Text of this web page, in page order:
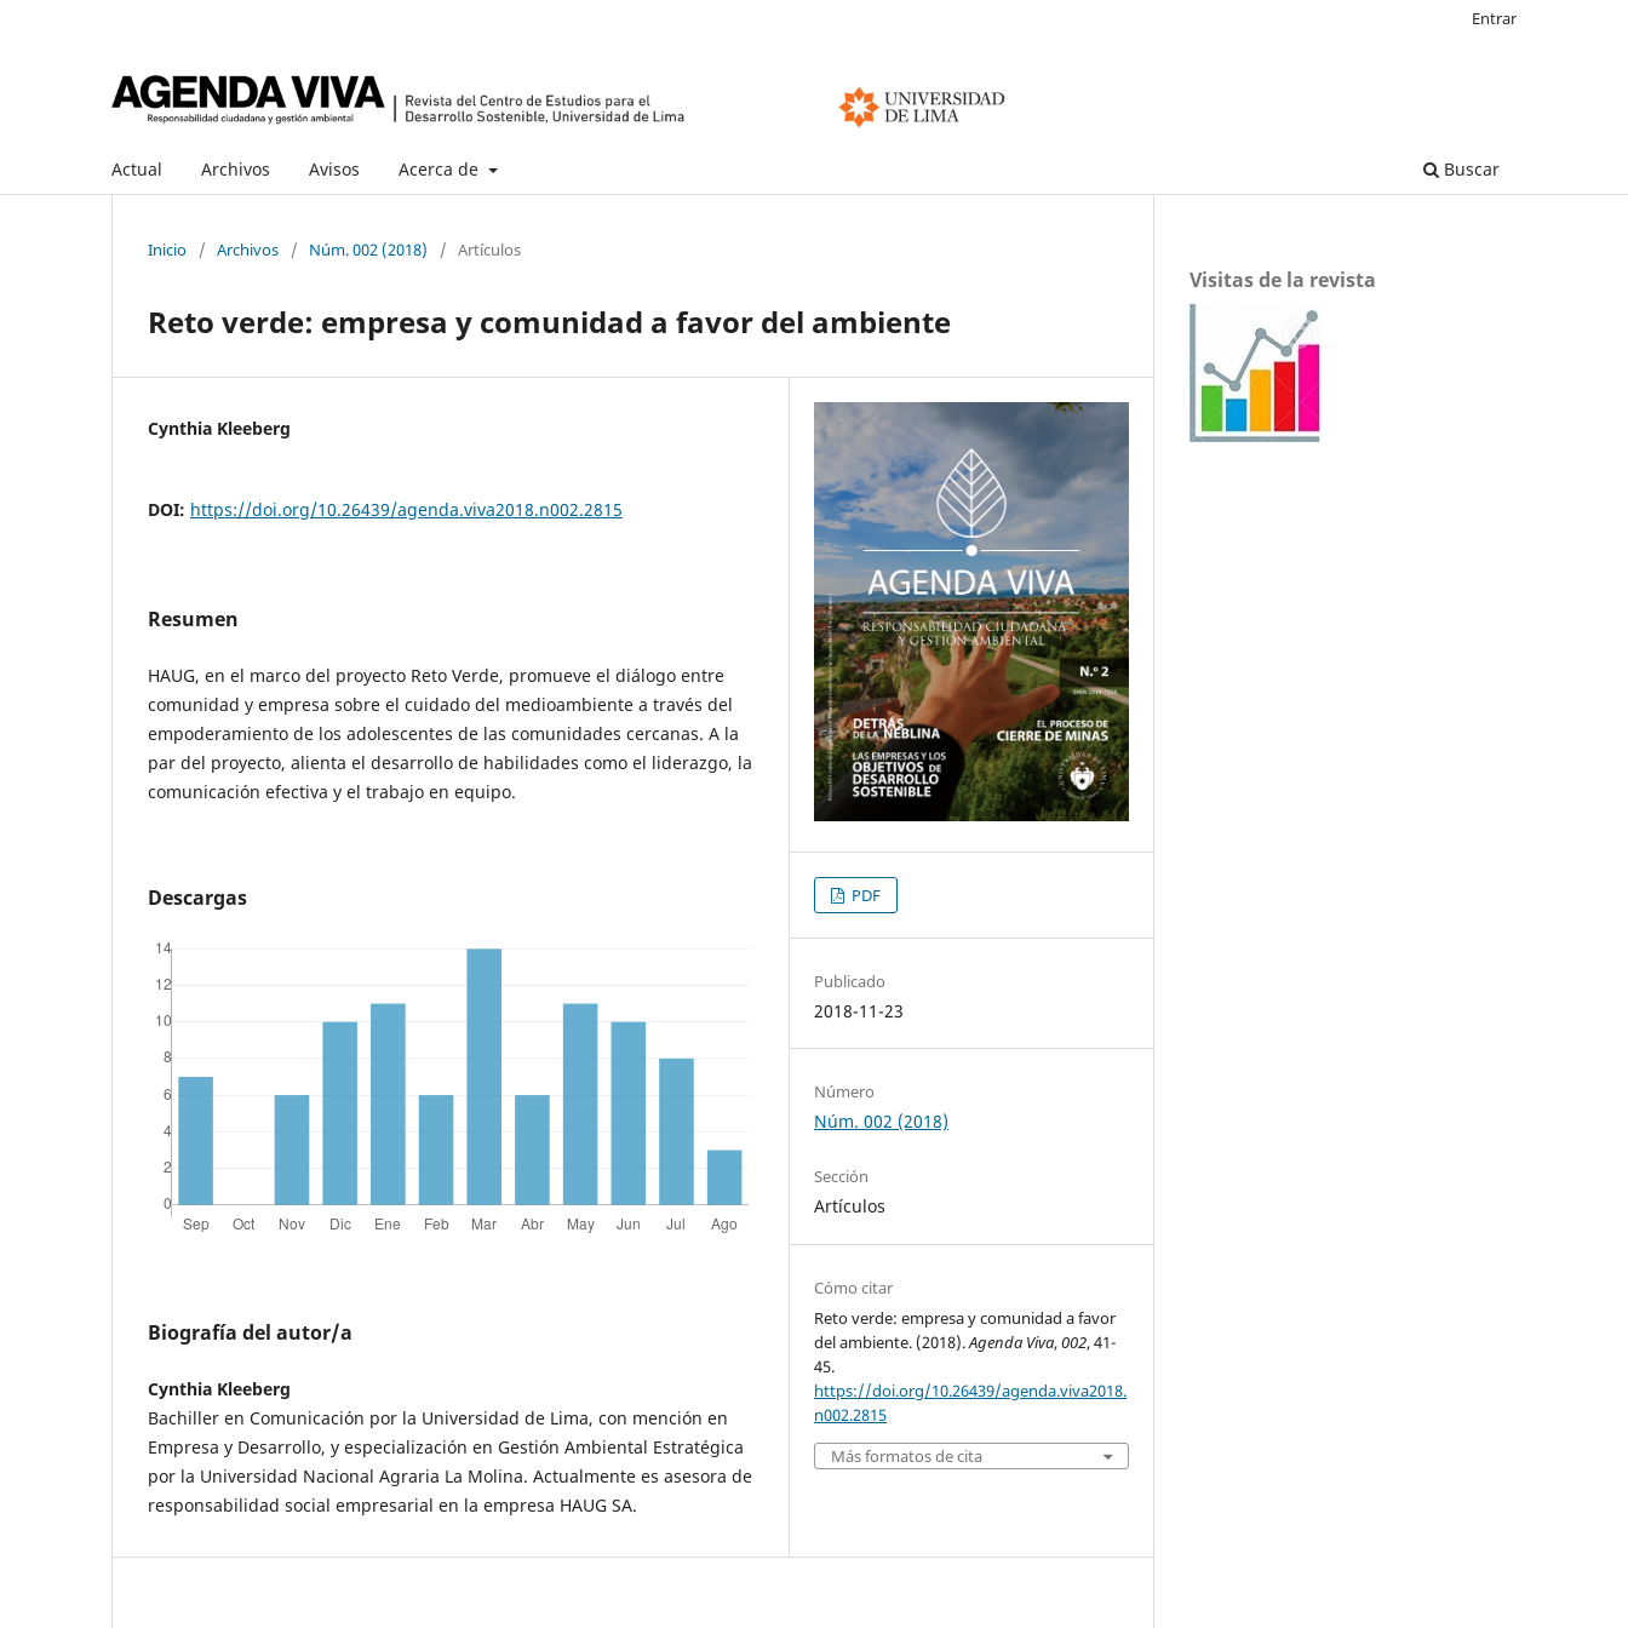
Actual Archivos Avisos Acerca de Buscar
Entrar
Inicio / Archivos / Núm. 002 (2018) / Artículos
Reto verde: empresa y comunidad a favor del ambiente
Cynthia Kleeberg
DOI: https://doi.org/10.26439/agenda.viva2018.n002.2815
Resumen
HAUG, en el marco del proyecto Reto Verde, promueve el diálogo entre
comunidad y empresa sobre el cuidado del medioambiente a través del
empoderamiento de los adolescentes de las comunidades cercanas. A la
par del proyecto, alienta el desa­rrollo de habilidades como el liderazgo, la
comunicación efectiva y el trabajo en equipo.
Descargas
Biografía del autor/a
Cynthia Kleeberg
Bachiller en Comunicación por la Universidad de Lima, con mención en
Empresa y Desarrollo, y especialización en Gestión Ambiental Estratégica
por la Universidad Nacional Agraria La Molina. Actualmente es asesora de
responsabilidad social empresarial en la empresa HAUG SA.
PDF
Publicado
2018-11-23
Número
Núm. 002 (2018)
Sección
Artículos
Cómo citar
Reto verde: empresa y comunidad a favor
del ambiente. (2018).Agenda Viva,002, 41-
45.
https://doi.org/10.26439/agenda.viva2018.
n002.2815
Más formatos de cita
Visitas de la revista